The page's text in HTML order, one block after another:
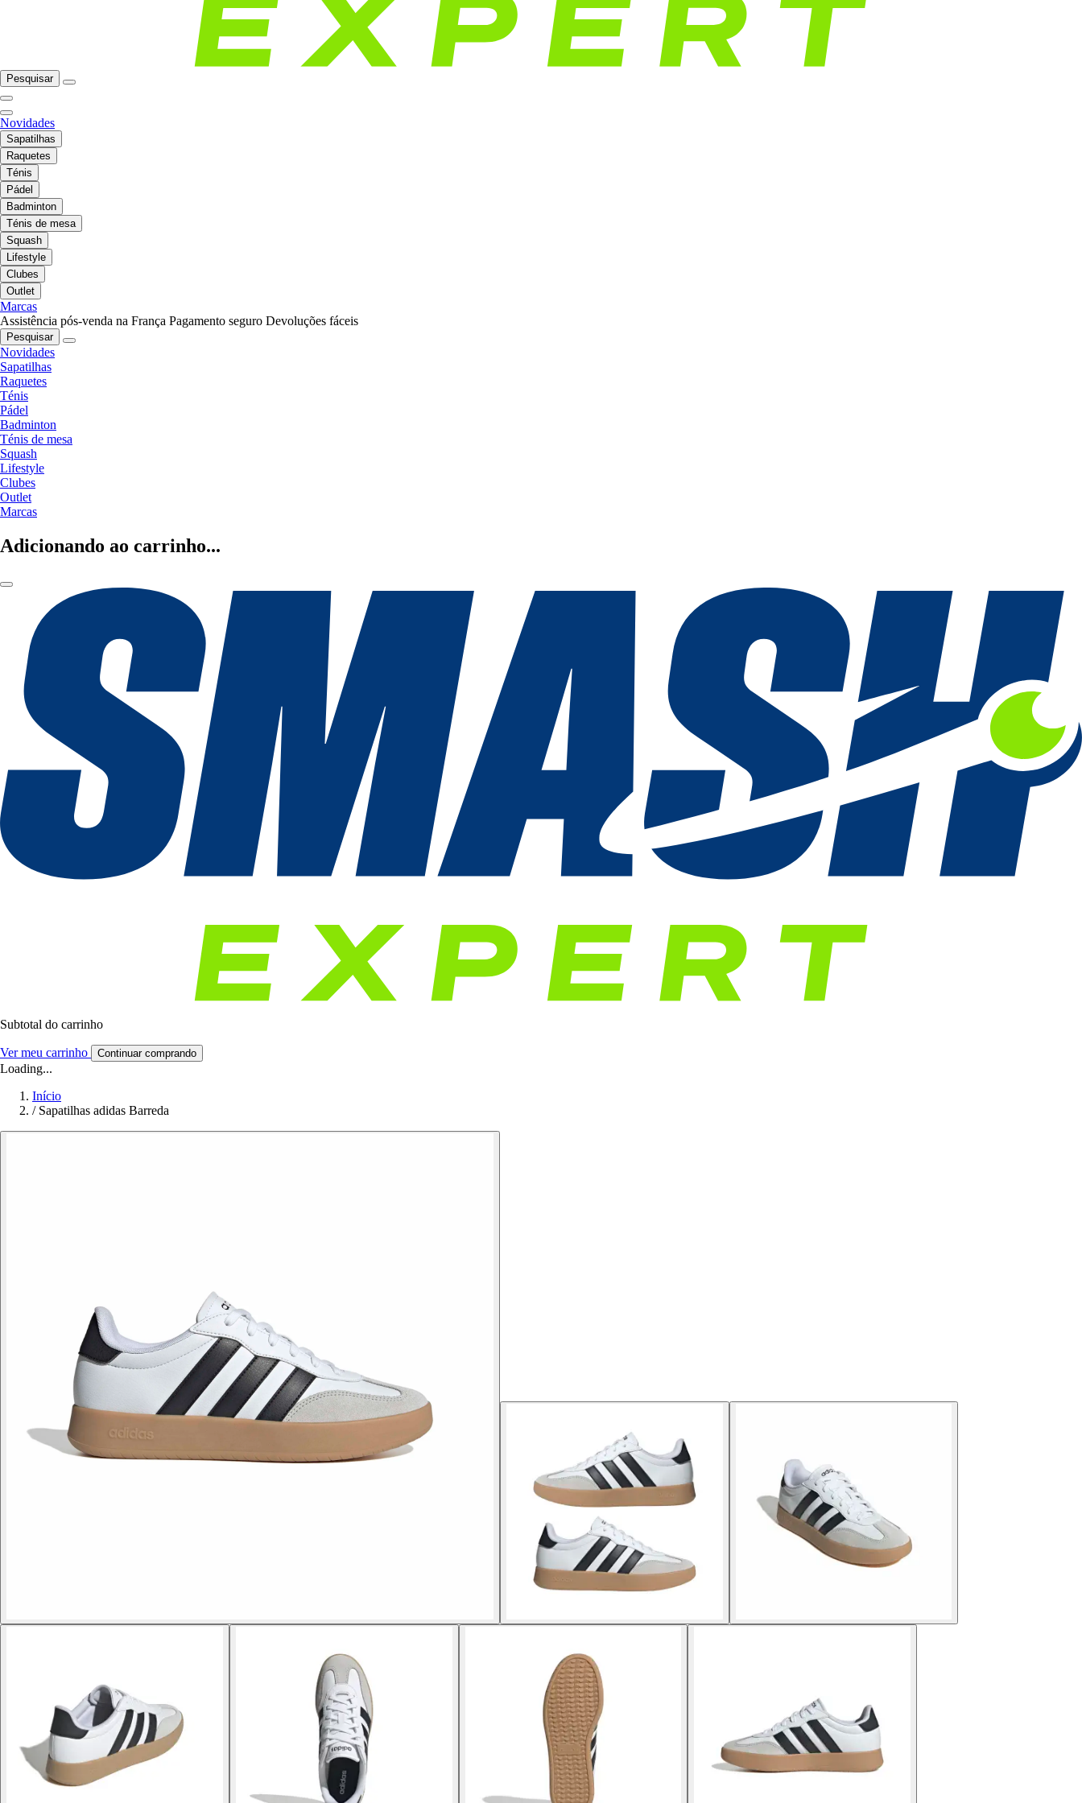
Pesquisar
Novidades
Sapatilhas
Raquetes
Ténis
Pádel
Badminton
Ténis de mesa
Squash
Lifestyle
Clubes
Outlet
Marcas
Assistência pós-venda na França Pagamento seguro Devoluções fáceis
Pesquisar
Novidades
Sapatilhas
Raquetes
Ténis
Pádel
Badminton
Ténis de mesa
Squash
Lifestyle
Clubes
Outlet
Marcas
Adicionando ao carrinho...
Subtotal do carrinho
Ver meu carrinho Continuar comprando
Loading...
Início
/ Sapatilhas adidas Barreda